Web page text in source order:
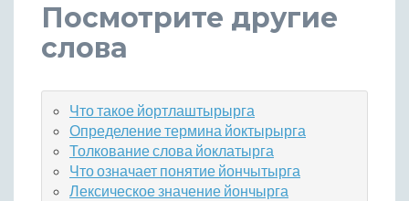
Посмотрите другие
слова
Что такое йортлаштырырга
Определение термина йоктырырга
Толкование слова йоклатырга
Что означает понятие йончытырга
Лексическое значение йончырга